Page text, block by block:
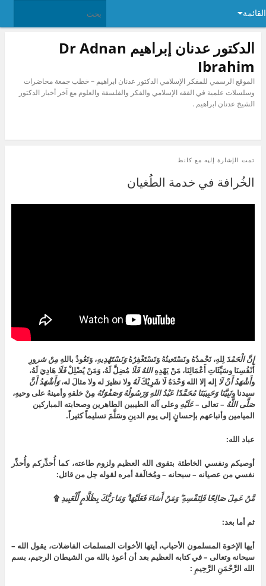
القائمة
الدكتور عدنان إبراهيم Dr Adnan
Ibrahim
الموقع الرسمي للمفكر الإسلامي الدكتور عدنان ابراهيم – خطب جمعة محاضرات
وسلسلات علمية في الفقه الإسلامي والفكر والفلسفة والعلوم مع آخر أخبار الدكتور
الشيخ عدنان ابراهيم .
تمت الإشارة إليه مع كانط
الخُرافة في خدمة الطُغيان
إِنَّ الْحَمْدَلِلهِ، نَحْمدُهُ ونَسْتَعينُهُ وَنَسْتَغْفِرُهُوَنَسْتَهْدِيهِ، وَنَعُوذُ باللهِ مِنْ شر ورِ
أَنْفُسِنَا وسَيِّئَاتِ أَعْمَالِنَا، مَنْ يَهْدِهِاللهُ فَلَا مُضِلَّ لَهُ، وَمَنْ يُضْلِلْفَلَا هَادِيَ لَهُ،
وأَشْهَدُ أَنْ لَا إله إلا الله وَحْدَهُ لَا شَرِيْكَلَهُ ولا نظيرَ له ولا مثالَ له،وَأَشْهَدُ أَنَّ
سيدنا ونَبِيَّنَا وَحَبِيبَنَا مُحَمَّدًا عَبْدُ اللهِ وَرَسُولُهُ وَصَفْوَتُهُ مِنْ خلقهِ وأمينهُ على وحيهِ،
صَلَّى اللَّهُ – تعالى –عَلَيْهِ وعلى آله الطيبين الطاهرين وصحابته المباركين
الميامين وأتباعهم بإحسانٍ إلى يوم الدينِ وسَلَّمَ تسليماً كثيراً.
عباد الله:
أوصيكم ونفسي الخاطئة بتقوى الله العظيم ولزوم طاعته، كما أُحذِّركم وأُحذِّر
نفسي من عصيانه – سبحانه – ومُخالَفة أمره لقوله جل من قائل:
مَّنْ عَمِلَ صَالِحًا فَلِنَفْسِهِ ۖ وَمَنْ أَسَاءَ فَعَلَيْهَا ۗ وَمَا رَبُّكَ بِظَلَّامٍ لِّلْعَبِيدِ۩
ثم أما بعد:
أيها الإخوة المسلمون الأحباب، أيتها الأخوات المسلمات الفاضلات، يقول الله –
سبحانه وتعالى – في كتابه العظيم بعد أن أعوذ بالله من الشيطان الرجيم، بسم
الله الرَّحْمَنِ الرَّحِيمِ :